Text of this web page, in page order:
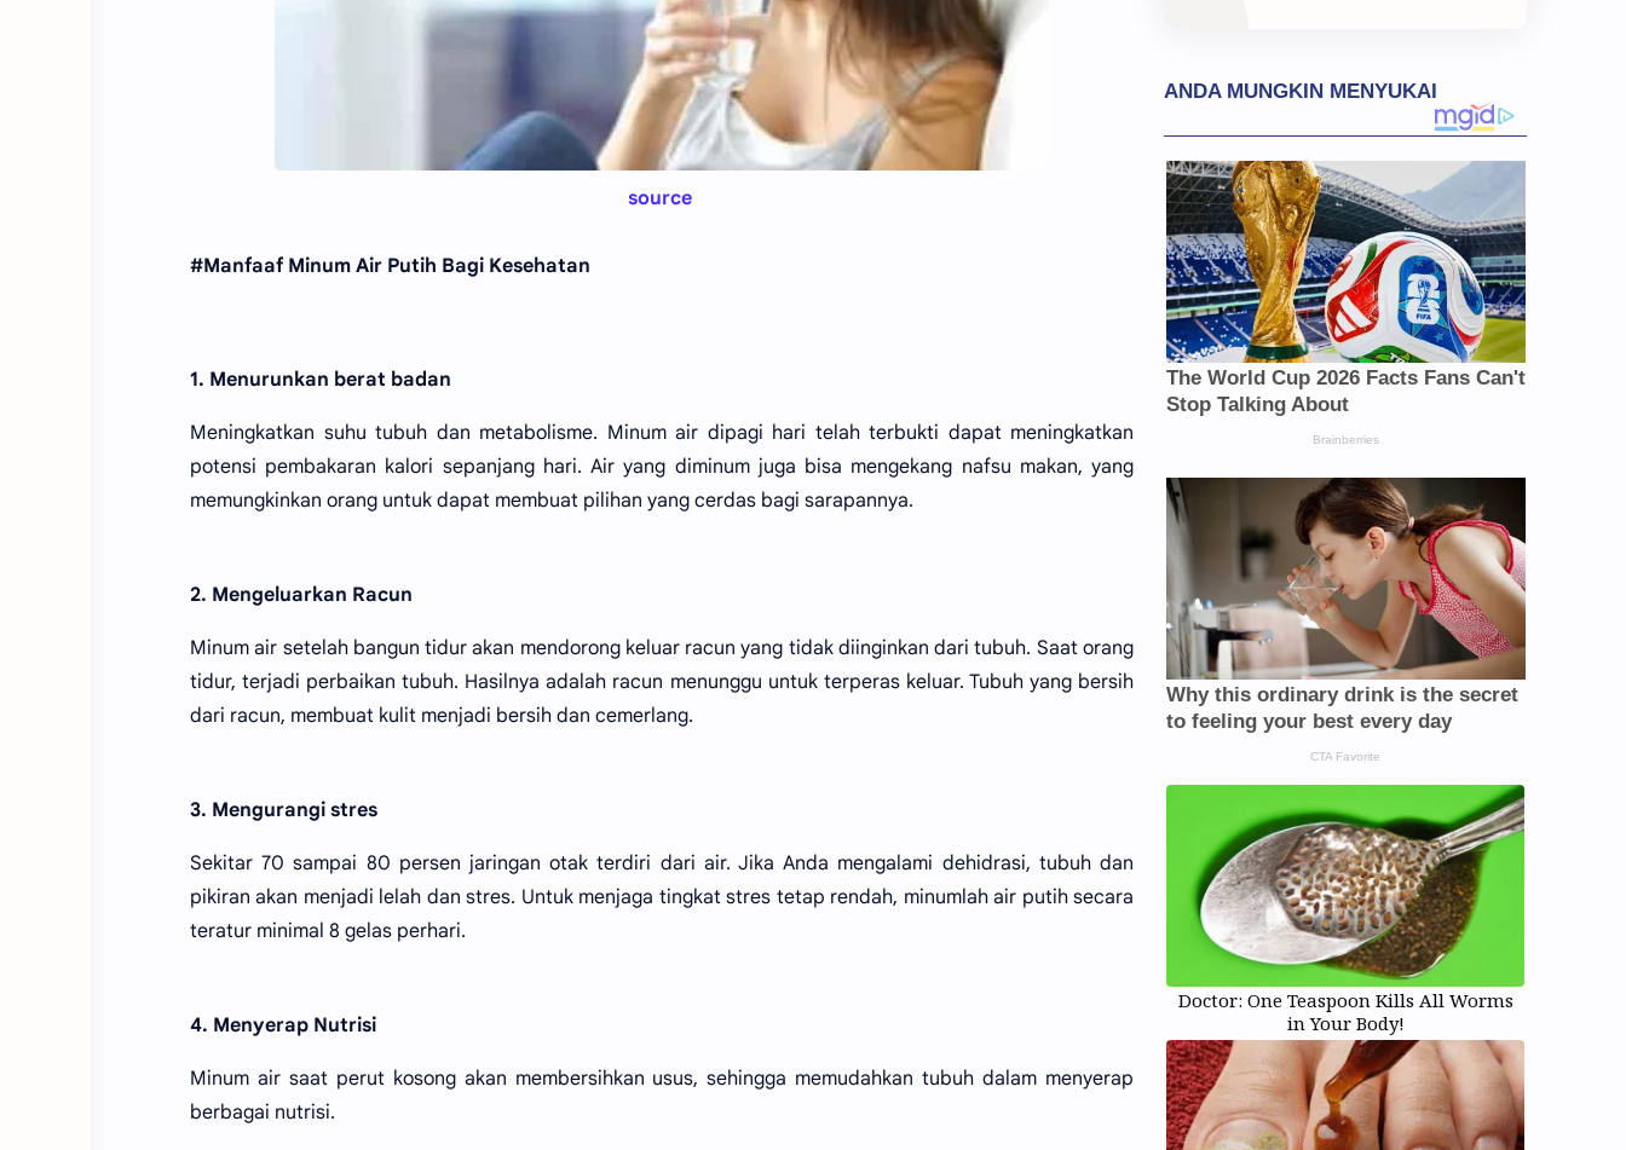
source
#Manfaaf Minum Air Putih Bagi Kesehatan
1. Menurunkan berat badan
Meningkatkan suhu tubuh dan metabolisme. Minum air dipagi hari telah terbukti dapat meningkatkan
potensi pembakaran kalori sepanjang hari. Air yang diminum juga bisa mengekang nafsu makan, yang
memungkinkan orang untuk dapat membuat pilihan yang cerdas bagi sarapannya.
2. Mengeluarkan Racun
Minum air setelah bangun tidur akan mendorong keluar racun yang tidak diinginkan dari tubuh. Saat orang
tidur, terjadi perbaikan tubuh. Hasilnya adalah racun menunggu untuk terperas keluar. Tubuh yang bersih
dari racun, membuat kulit menjadi bersih dan cemerlang.
3. Mengurangi stres
Sekitar 70 sampai 80 persen jaringan otak terdiri dari air. Jika Anda mengalami dehidrasi, tubuh dan
pikiran akan menjadi lelah dan stres. Untuk menjaga tingkat stres tetap rendah, minumlah air putih secara
teratur minimal 8 gelas perhari.
4. Menyerap Nutrisi
Minum air saat perut kosong akan membersihkan usus, sehingga memudahkan tubuh dalam menyerap
berbagai nutrisi.
Doctor: One Teaspoon Kills All Worms
in Your Body!